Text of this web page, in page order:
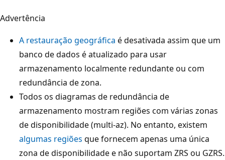
Advertência
A restauração geográfica é desativada assim que um
banco de dados é atualizado para usar
armazenamento localmente redundante ou com
redundância de zona.
Todos os diagramas de redundância de
armazenamento mostram regiões com várias zonas
de disponibilidade (multi-az). No entanto, existem
algumas regiões que fornecem apenas uma única
zona de disponibilidade e não suportam ZRS ou GZRS.